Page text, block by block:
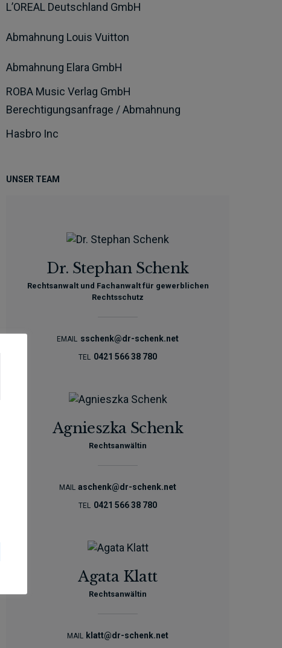
L’OREAL Deutschland GmbH
Abmahnung Louis Vuitton
Abmahnung Elara GmbH
ROBA Music Verlag GmbH
Berechtigungsanfrage / Abmahnung
Hasbro Inc
UNSER TEAM
Dr. Stephan Schenk
Rechtsanwalt und Fachanwalt für gewerblichen
Rechtsschutz
EMAIL sschenk@dr-schenk.net
TEL 0421 566 38 780
Agnieszka Schenk
Rechtsanwältin
MAIL aschenk@dr-schenk.net
TEL 0421 566 38 780
Agata Klatt
Rechtsanwältin
MAIL klatt@dr-schenk.net